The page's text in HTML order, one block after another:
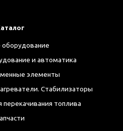
оборудование
и автоматика
элементы
Стабилизаторы
топлива